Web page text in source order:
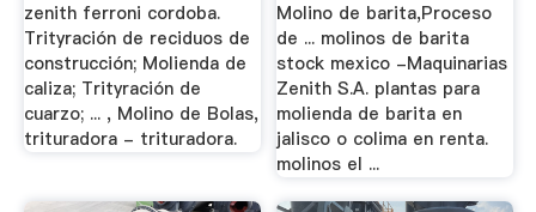
zenith ferroni cordoba.
Trityración de reciduos de
construcción; Molienda de
caliza; Trityración de
cuarzo; ... , Molino de Bolas,
trituradora - trituradora.
Molino de barita,Proceso
de ... molinos de barita
stock mexico -Maquinarias
Zenith S.A. plantas para
molienda de barita en
jalisco o colima en renta.
molinos el ...